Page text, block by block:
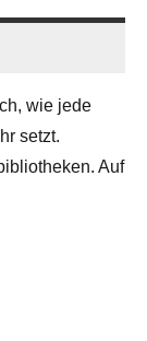
wie jede
setzt.
Auf